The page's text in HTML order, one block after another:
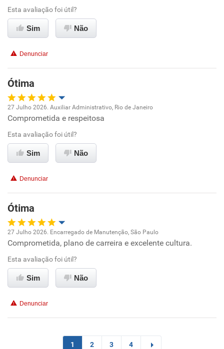
Benefícios
Recomenda esta empresa
Não recomenda a diretoria
Esta avaliação foi útil?
Sim Não
Denunciar
Ótima
Oportunidade de promoção
Ambiente de trabalho
Benefícios
Recomenda esta empresa
Recomenda a diretoria
27 Julho 2026. Auxiliar Administrativo, Rio de Janeiro
Comprometida e respeitosa
Esta avaliação foi útil?
Sim Não
Denunciar
Ótima
Oportunidade de promoção
Ambiente de trabalho
Benefícios
Recomenda esta empresa
27 Julho 2026. Encarregado de Manutenção, São Paulo
Comprometida, plano de carreira e excelente cultura.
Esta avaliação foi útil?
Sim Não
Denunciar
1 2 3 4